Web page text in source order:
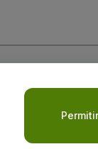
Móvel